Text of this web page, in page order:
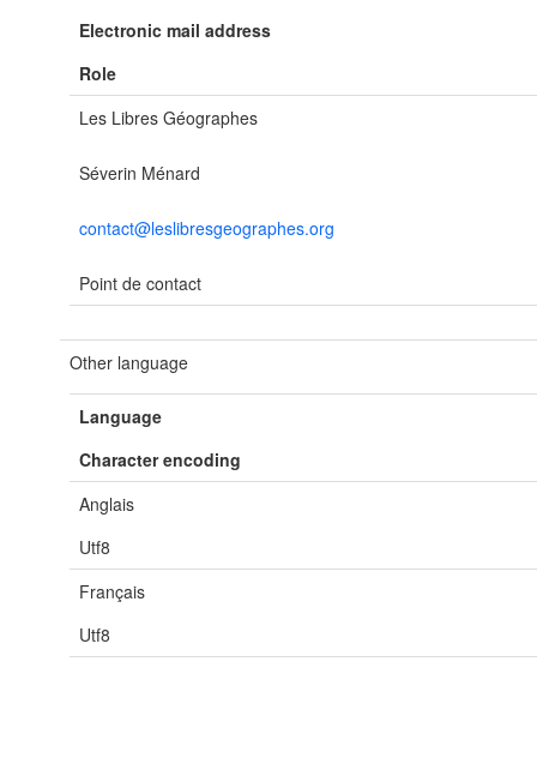
Electronic mail address
Role
Les Libres Géographes
Séverin Ménard
contact@leslibresgeographes.org
Point de contact
Other language
Language
Character encoding
Anglais
Utf8
Français
Utf8